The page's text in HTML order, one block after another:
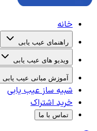
خانه
راهنمای عیب یابی
ویدیو های عیب یابی
آموزش مبانی عیب یابی
شبیه ساز عیب یابی
خرید اشتراک
تماس با ما